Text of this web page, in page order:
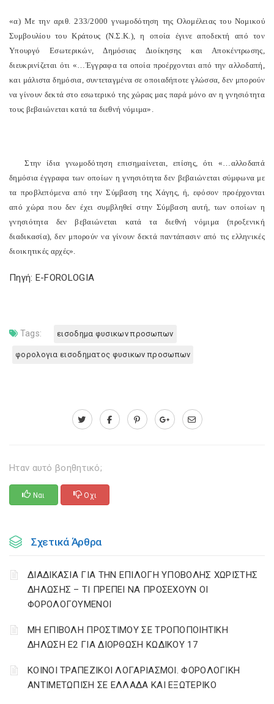
«α) Με την αριθ. 233/2000 γνωμοδότηση της Ολομέλειας του Νομικού
Συμβουλίου του Κράτους (Ν.Σ.Κ.), η οποία έγινε αποδεκτή από τον
Υπουργό Εσωτερικών, Δημόσιας Διοίκησης και Αποκέντρωσης,
διευκρινίζεται ότι «…Έγγραφα τα οποία προέρχονται από την αλλοδαπή,
και μάλιστα δημόσια, συντεταγμένα σε οποιαδήποτε γλώσσα, δεν μπορούν
να γίνουν δεκτά στο εσωτερικό της χώρας μας παρά μόνο αν η γνησιότητα
τους βεβαιώνεται κατά τα διεθνή νόμιμα».
Στην ίδια γνωμοδότηση επισημαίνεται, επίσης, ότι «…αλλοδαπά
δημόσια έγγραφα των οποίων η γνησιότητα δεν βεβαιώνεται σύμφωνα με
τα προβλεπόμενα από την Σύμβαση της Χάγης, ή, εφόσον προέρχονται
από χώρα που δεν έχει συμβληθεί στην Σύμβαση αυτή, των οποίων η
γνησιότητα δεν βεβαιώνεται κατά τα διεθνή νόμιμα (προξενική
διαδικασία), δεν μπορούν να γίνουν δεκτά παντάπασιν από τις ελληνικές
διοικητικές αρχές».
Πηγή: E-FOROLOGIA
Tags: εισοδημα φυσικων προσωπων
φορολογια εισοδηματος φυσικων προσωπων
Ηταν αυτό βοηθητικό;
Ναι Οχι
Σχετικά Άρθρα
ΔΙΑΔΙΚΑΣΙΑ ΓΙΑ ΤΗΝ ΕΠΙΛΟΓΗ ΥΠΟΒΟΛΗΣ ΧΩΡΙΣΤΗΣ
ΔΗΛΩΣΗΣ – ΤΙ ΠΡΕΠΕΙ ΝΑ ΠΡΟΣΕΧΟΥΝ ΟΙ
ΦΟΡΟΛΟΓΟΥΜΕΝΟΙ
ΜΗ ΕΠΙΒΟΛΗ ΠΡΟΣΤΙΜΟΥ ΣΕ ΤΡΟΠΟΠΟΙΗΤΙΚΗ
ΔΗΛΩΣΗ Ε2 ΓΙΑ ΔΙΟΡΘΩΣΗ ΚΩΔΙΚΟΥ 17
ΚΟΙΝΟΙ ΤΡΑΠΕΖΙΚΟΙ ΛΟΓΑΡΙΑΣΜΟΙ. ΦΟΡΟΛΟΓΙΚΗ
ΑΝΤΙΜΕΤΩΠΙΣΗ ΣΕ ΕΛΛΑΔΑ ΚΑΙ ΕΞΩΤΕΡΙΚΟ